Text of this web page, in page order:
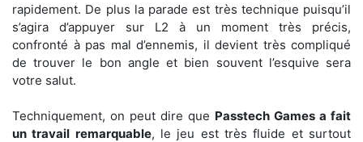
rapidement. De plus la parade est très technique puisqu’il
s’agira d’appuyer sur L2 à un moment très précis,
confronté à pas mal d’ennemis, il devient très compliqué
de trouver le bon angle et bien souvent l’esquive sera
votre salut.
Techniquement, on peut dire que Passtech Games a fait
un travail remarquable, le jeu est très fluide et surtout